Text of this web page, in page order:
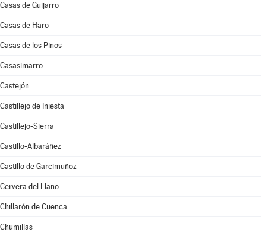
Casas de Guijarro
Casas de Haro
Casas de los Pinos
Casasimarro
Castejón
Castillejo de Iniesta
Castillejo-Sierra
Castillo-Albaráñez
Castillo de Garcimuñoz
Cervera del Llano
Chillarón de Cuenca
Chumillas